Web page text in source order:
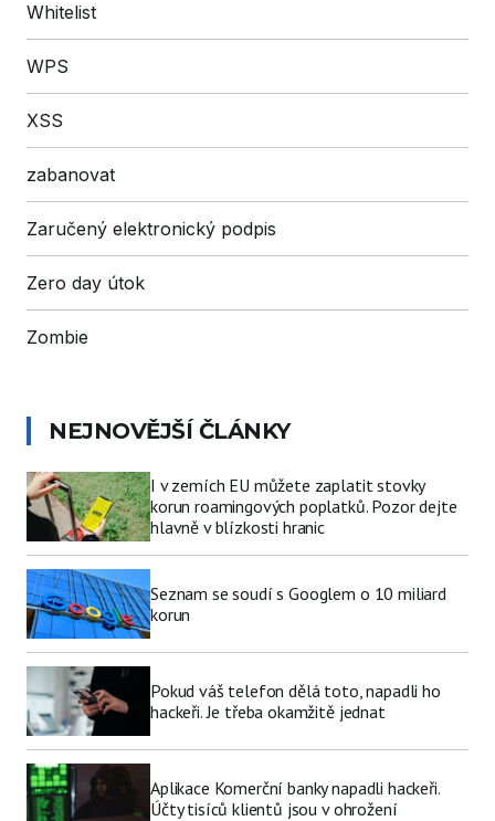
Whitelist
WPS
XSS
zabanovat
Zaručený elektronický podpis
Zero day útok
Zombie
NEJNOVĚJŠÍ ČLÁNKY
I v zemích EU můžete zaplatit stovky
korun roamingových poplatků. Pozor dejte
hlavně v blízkosti hranic
Seznam se soudí s Googlem o 10 miliard
korun
Pokud váš telefon dělá toto, napadli ho
hackeři. Je třeba okamžitě jednat
Aplikace Komerční banky napadli hackeři.
Účty tisíců klientů jsou v ohrožení